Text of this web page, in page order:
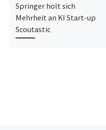
Springer holt sich
Mehrheit an KI Start-up
Scoutastic